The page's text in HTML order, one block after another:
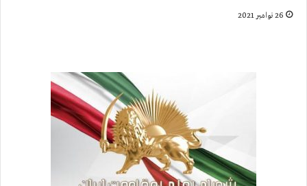
26 نوامبر 2021